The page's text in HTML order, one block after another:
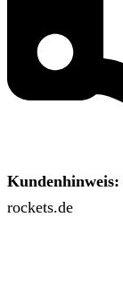
Kundenhinweis:
rockets.de